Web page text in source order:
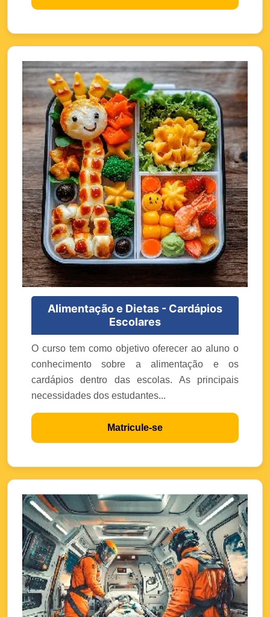
Alimentação e Dietas - Cardápios
Escolares
O curso tem como objetivo oferecer ao aluno o
conhecimento sobre a alimentação e os
cardápios dentro das escolas. As principais
necessidades dos estudantes...
Matricule-se